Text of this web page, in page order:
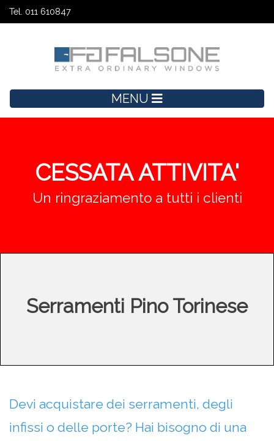
Tel. 011 610847
MENU
CESSATA ATTIVITA'
Un ringraziamento a tutti i clienti
Serramenti Pino Torinese
Devi acquistare dei serramenti, degli
infissi o delle porte? Hai bisogno di una